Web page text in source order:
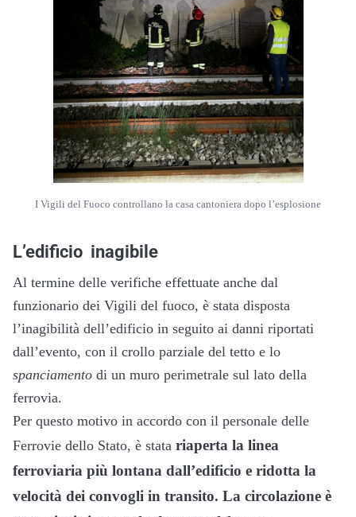
I Vigili del Fuoco controllano la casa cantoniera dopo l’esplosione
L’edificio inagibile
Al termine delle verifiche effettuate anche dal
funzionario dei Vigili del fuoco, è stata disposta
l’inagibilità dell’edificio in seguito ai danni riportati
dall’evento, con il crollo parziale del tetto e lo
spanciamento di un muro perimetrale sul lato della
ferrovia.
Per questo motivo in accordo con il personale delle
Ferrovie dello Stato, è stata riaperta la linea
ferroviaria più lontana dall’edificio e ridotta la
velocità dei convogli in transito. La circolazione è